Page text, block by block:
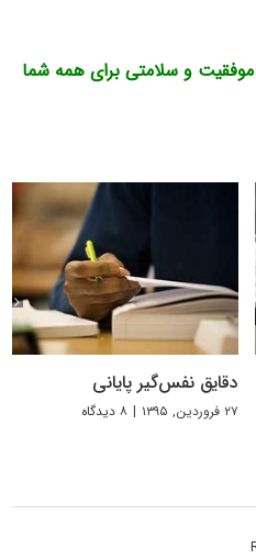
موفقیت و سلامتی برای همه شما
دقایق نفس‌گیر پایانی
۲۷ فروردین, ۱۳۹۵ | ۸ دیدگاه